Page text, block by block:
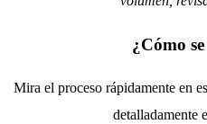
¿Cómo
Mira el proceso rápidamente en
detalladamente